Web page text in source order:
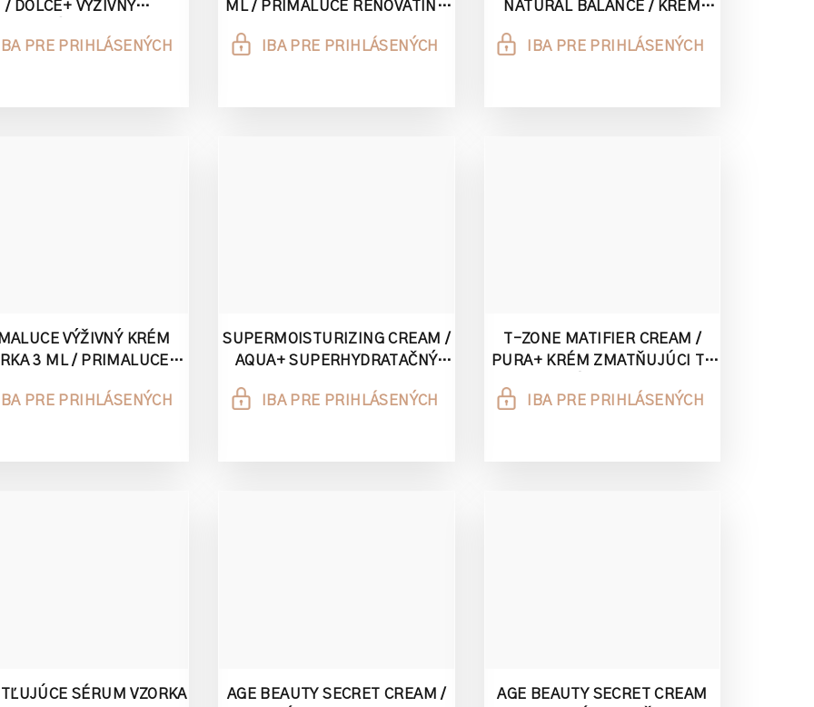
/ DOLCE+ VÝŽIVNÝ
PRE PRIHLÁSENÝCH
ML / PRIMALUCE RENOVATING
IBA PRE PRIHLÁSENÝCH
NATURAL BALANCE / KRÉM
IBA PRE PRIHLÁSENÝCH
VÝŽIVNÝ KRÉM
3 ML / PRIMALUCE
CREAM
PRE PRIHLÁSENÝCH
SUPERMOISTURIZING CREAM /
AQUA+ SUPERHYDRATAČNÝ
IBA PRE PRIHLÁSENÝCH
T-ZONE MATIFIER CREAM /
PURA+ KRÉM ZMATŇUJÚCI T-
IBA PRE PRIHLÁSENÝCH
SÉRUM VZORKA AGE BEAUTY SECRET CREAM / AGE BEAUTY SECRET CREAM